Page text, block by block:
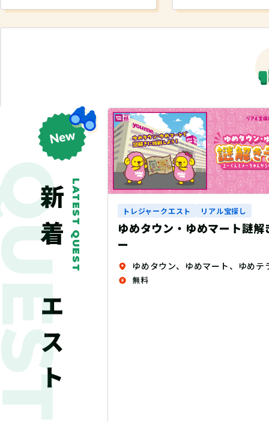
LATEST QUEST
新着クエスト
探し
ト謎解きラリ
ゆめタウン、ゆめマート、ゆめテラス、 ゆめシティ、ゆめモール店内（一部店舗除く）
トレジャークエスト リアル宝探し
マニュライフクエスト～妖精
れし力～
赤坂周辺エリア
無料